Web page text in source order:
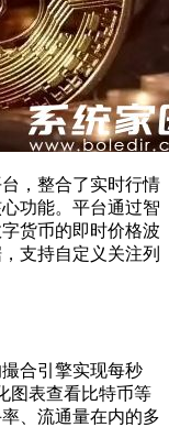
，整合了实时行情
功能。平台通过智
货币的即时价格波
支持自定义关注列
合引擎实现每秒
图表查看比特币等
、流通量在内的多